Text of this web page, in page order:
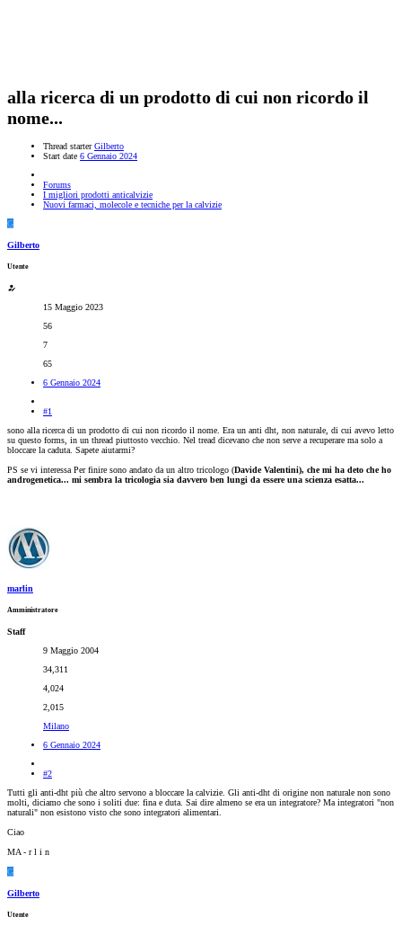
alla ricerca di un prodotto di cui non ricordo il
nome...
Thread starter Gilberto
Start date 6 Gennaio 2024
Forums
I migliori prodotti anticalvizie
Nuovi farmaci, molecole e tecniche per la calvizie
G
Gilberto
Utente
15 Maggio 2023
56
7
65
6 Gennaio 2024
#1
sono alla ricerca di un prodotto di cui non ricordo il nome. Era un anti dht, non naturale, di cui avevo letto
su questo forms, in un thread piuttosto vecchio. Nel tread dicevano che non serve a recuperare ma solo a
bloccare la caduta. Sapete aiutarmi?
PS se vi interessa Per finire sono andato da un altro tricologo (Davide Valentini), che mi ha deto che ho
androgenetica... mi sembra la tricologia sia davvero ben lungi da essere una scienza esatta...
marlin
Amministratore
Staff
9 Maggio 2004
34,311
4,024
2,015
Milano
6 Gennaio 2024
#2
Tutti gli anti-dht più che altro servono a bloccare la calvizie. Gli anti-dht di origine non naturale non sono
molti, diciamo che sono i soliti due: fina e duta. Sai dire almeno se era un integratore? Ma integratori "non
naturali" non esistono visto che sono integratori alimentari.
Ciao
MA - r l i n
G
Gilberto
Utente